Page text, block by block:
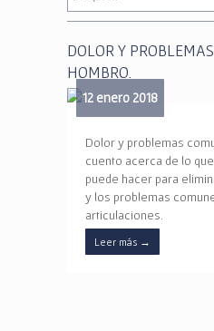
DOLOR Y
HOMBRO.
12 enero 2018
Dolor y problemas
cuento acerca de lo
puede hacer para
y los problemas
articulaciones.
Leer más →